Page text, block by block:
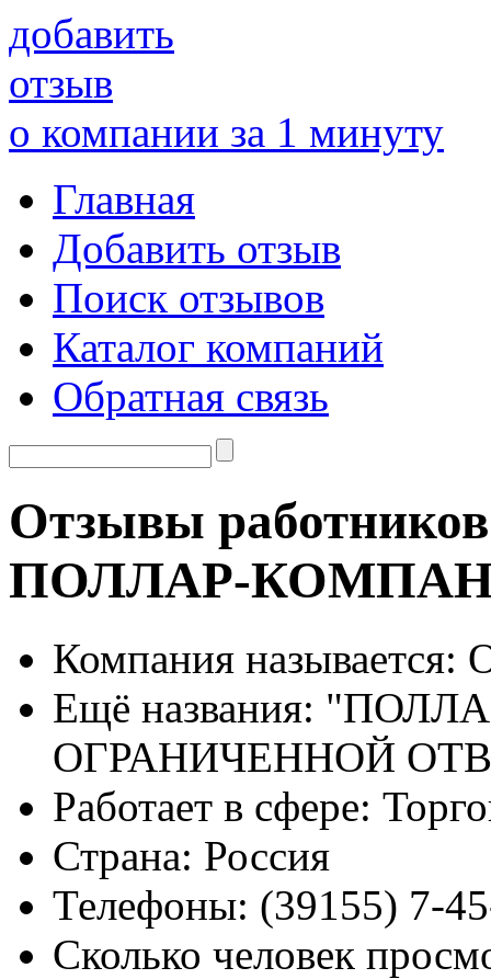
добавить
отзыв
о компании за 1 минуту
Главная
Добавить отзыв
Поиск отзывов
Каталог компаний
Обратная связь
Отзывы
ПОЛЛАР-
Компания называется:
Ещё названия:
ОГРАНИЧЕННОЙ
Работает в сфере:
Страна: Россия
Телефоны: (39155) 7-
Сколько человек